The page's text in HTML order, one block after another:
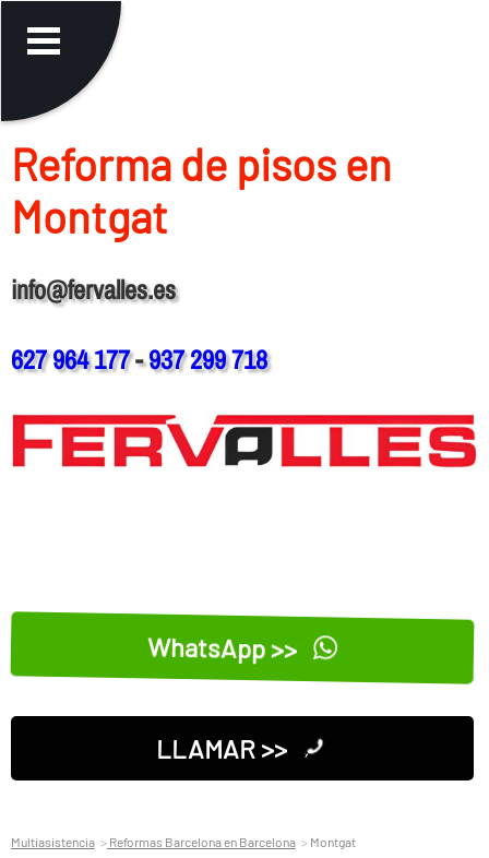
Reforma de pisos en
Montgat
info@fervalles.es
627 964 177-937 299 718
WhatsApp >>
LLAMAR >>
Multiasistencia Reformas Barcelona en Barcelona Montgat